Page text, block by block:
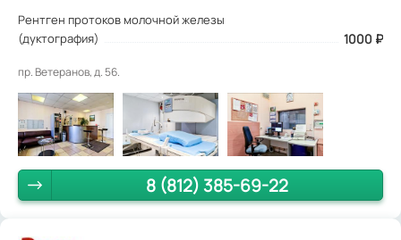
Рентген протоков молочной железы
(дуктография)
1000 ₽
пр. Ветеранов, д. 56.
8 (812) 385-69-22